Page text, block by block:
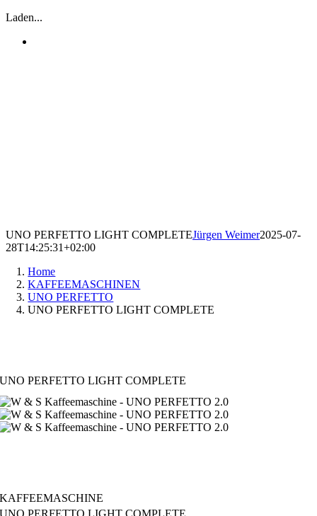
Laden...
UNO PERFETTO LIGHT COMPLETEJürgen Weimer2025-07-
28T14:25:31+02:00
Home
KAFFEEMASCHINEN
UNO PERFETTO
UNO PERFETTO LIGHT COMPLETE
UNO PERFETTO LIGHT COMPLETE
KAFFEEMASCHINE
UNO PERFETTO LIGHT COMPLETE